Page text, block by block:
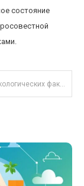
состояние
Влияние экологических факторов на доходность паевых инвестиционных фондов в 2025 году